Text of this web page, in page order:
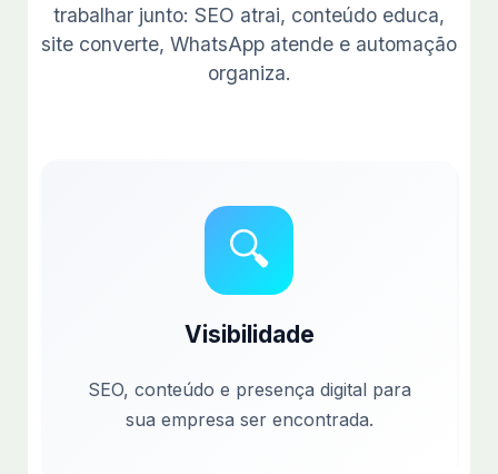
trabalhar junto: SEO atrai, conteúdo educa,
site converte, WhatsApp atende e automação
organiza.
🔍
Visibilidade
SEO, conteúdo e presença digital para
sua empresa ser encontrada.